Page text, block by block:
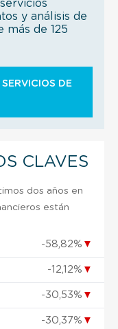
y análisis de
más de 125
DE
CLAVES
dos años en
están
-58,82% ▼
-12,12% ▼
-30,53% ▼
-30,37% ▼